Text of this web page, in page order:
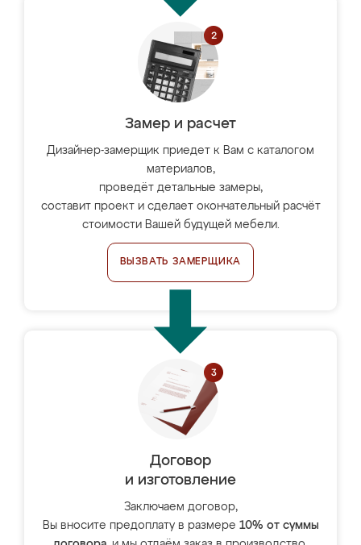
Замер и расчет
Дизайнер-замерщик приедет к Вам с каталогом
материалов,
проведёт детальные замеры,
составит проект и сделает окончательный расчёт
стоимости Вашей будущей мебели.
ВЫЗВАТЬ ЗАМЕРЩИКА
Договор
и изготовление
Заключаем договор,
Вы вносите предоплату в размере 10% от суммы